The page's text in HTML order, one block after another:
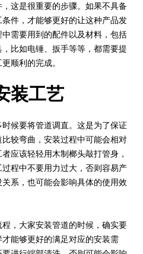
这是很重要的步骤。如果不具备
件，才能够更好的让这种产品发
需要用到的配件以及材料，包括
比如电锤、扳手等等，都需要提
顺利的完成。
装工艺
候要将管道调直。这是为了保证
较弯曲，安装过程中可能会相对
应该轻轻用木制榔头敲打管身，
程中不要用力过大，否则容易产
系，也可能会影响具体的使用效
，大家安装管道的时候，确实要
能够更好的满足对应的安装需